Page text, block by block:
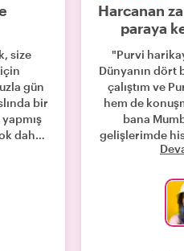
size
gün
bir
daha
işaret
din
canlı
Harcanan
paraya
"Purvi
Dünyanın dört
çalıştım ve
hem de
bana
gelişlerimde
verdi.
çok akıcıydı,
kendi
sosyal ve
üzerine fikir